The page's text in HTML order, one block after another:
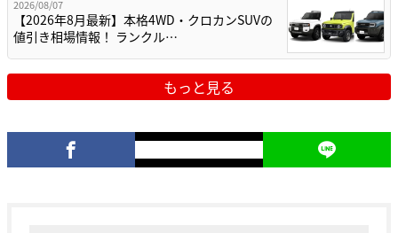
2026/08/07
【2026年8月最新】本格4WD・クロカンSUVの
値引き相場情報！ ランクル…
もっと見る